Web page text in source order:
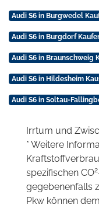
Audi S6 in Burgwedel
Audi S6 in Burgdorf
Audi S6 in Braunschweig
Audi S6 in Hildesheim
Audi S6 in Soltau-
Irrtum und
* Weitere
spezifischen CO2
gegebenenfalls
Pkw können